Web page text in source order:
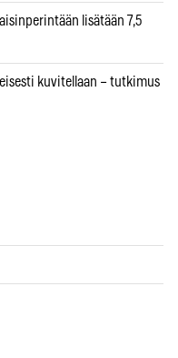
lisätään 7,5
kuvitellaan – tutkimus